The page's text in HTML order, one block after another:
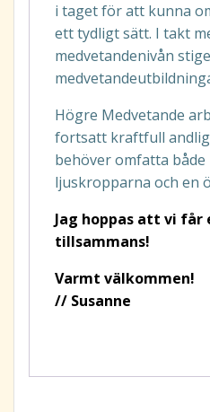
i taget för att kunna
ett tydligt sätt. I takt
medvetandenivån
Högre Medvetande
fortsatt kraftfull
behöver omfatta både
ljuskropparna och en
Jag hoppas att vi får
tillsammans!
Varmt välkommen!
// Susanne